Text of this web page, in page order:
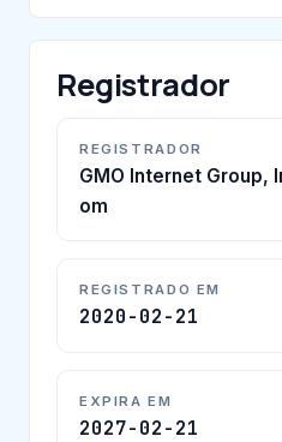
Registrador
REGISTRADOR
GMO Internet Group,
om
REGISTRADO EM
2020-02-21
EXPIRA EM
2027-02-21